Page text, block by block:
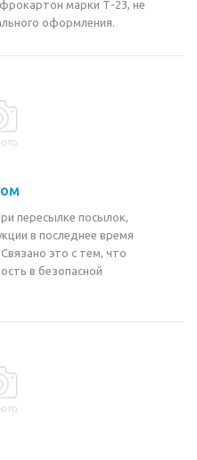
марки Т-23, не
оформления.
пересылке посылок,
в последнее время
Связано это с тем, что
в безопасной